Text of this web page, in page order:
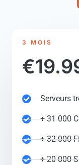
3 MOIS
Serveurs
+ 31 000
+ 32 000
+ 20 000